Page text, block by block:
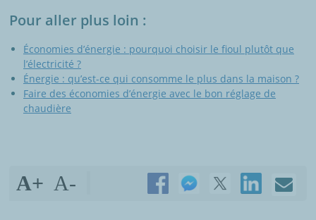
Pour aller plus loin :
Économies d’énergie : pourquoi choisir le fioul plutôt que
l’électricité ?
Énergie : qu’est-ce qui consomme le plus dans la maison ?
Faire des économies d’énergie avec le bon réglage de
chaudière
A+ A-